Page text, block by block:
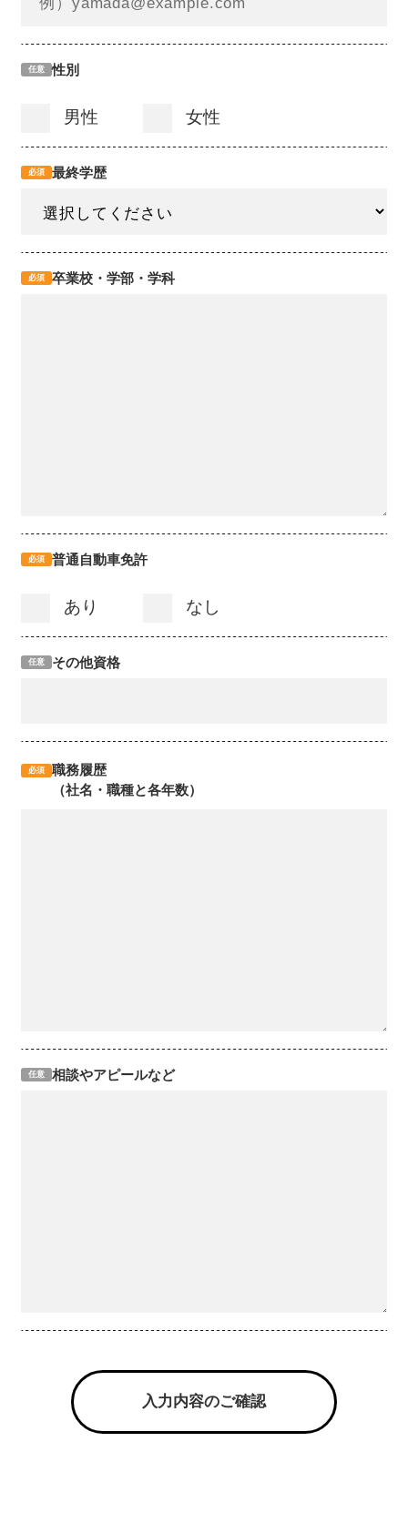
任意 性別
男性 女性
必須 最終学歴
必須 卒業校・学部・学科
必須 普通自動車免許
あり なし
任意 その他資格
必須
職務履歴
（社名・職種と各年数）
任意 相談やアピールなど